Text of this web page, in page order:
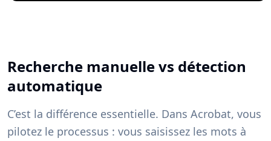
Recherche manuelle vs détection
automatique
C’est la différence essentielle. Dans Acrobat, vous
pilotez le processus : vous saisissez les mots à